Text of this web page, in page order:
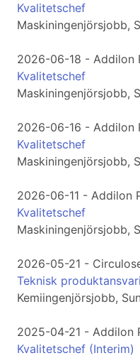
Kvalitetschef
Maskiningenjörsjobb,
2026-06-18 - Addilon
Kvalitetschef
Maskiningenjörsjobb,
2026-06-16 - Addilon
Kvalitetschef
Maskiningenjörsjobb,
2026-06-11 - Addilon
Kvalitetschef
Maskiningenjörsjobb,
2026-05-21 -
Teknisk
Kemiingenjörsjobb,
2025-04-21 - Addilon
Kvalitetschef (Interim)